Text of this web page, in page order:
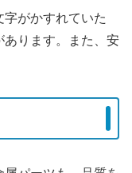
がかすれていた
あります。また、安